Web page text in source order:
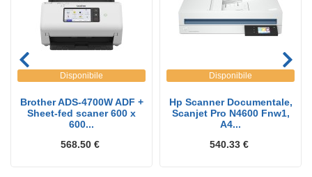
Disponibile
Brother ADS-4700W ADF +
Sheet-fed scaner 600 x
600...
568.50 €
Disponibile
Hp Scanner Documentale,
Scanjet Pro N4600 Fnw1,
A4...
540.33 €